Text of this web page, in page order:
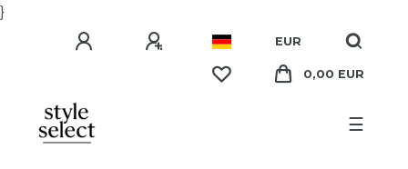
}
EUR
0,00 EUR
☰